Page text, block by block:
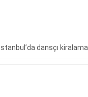
İstanbul’da dansçı kiralama